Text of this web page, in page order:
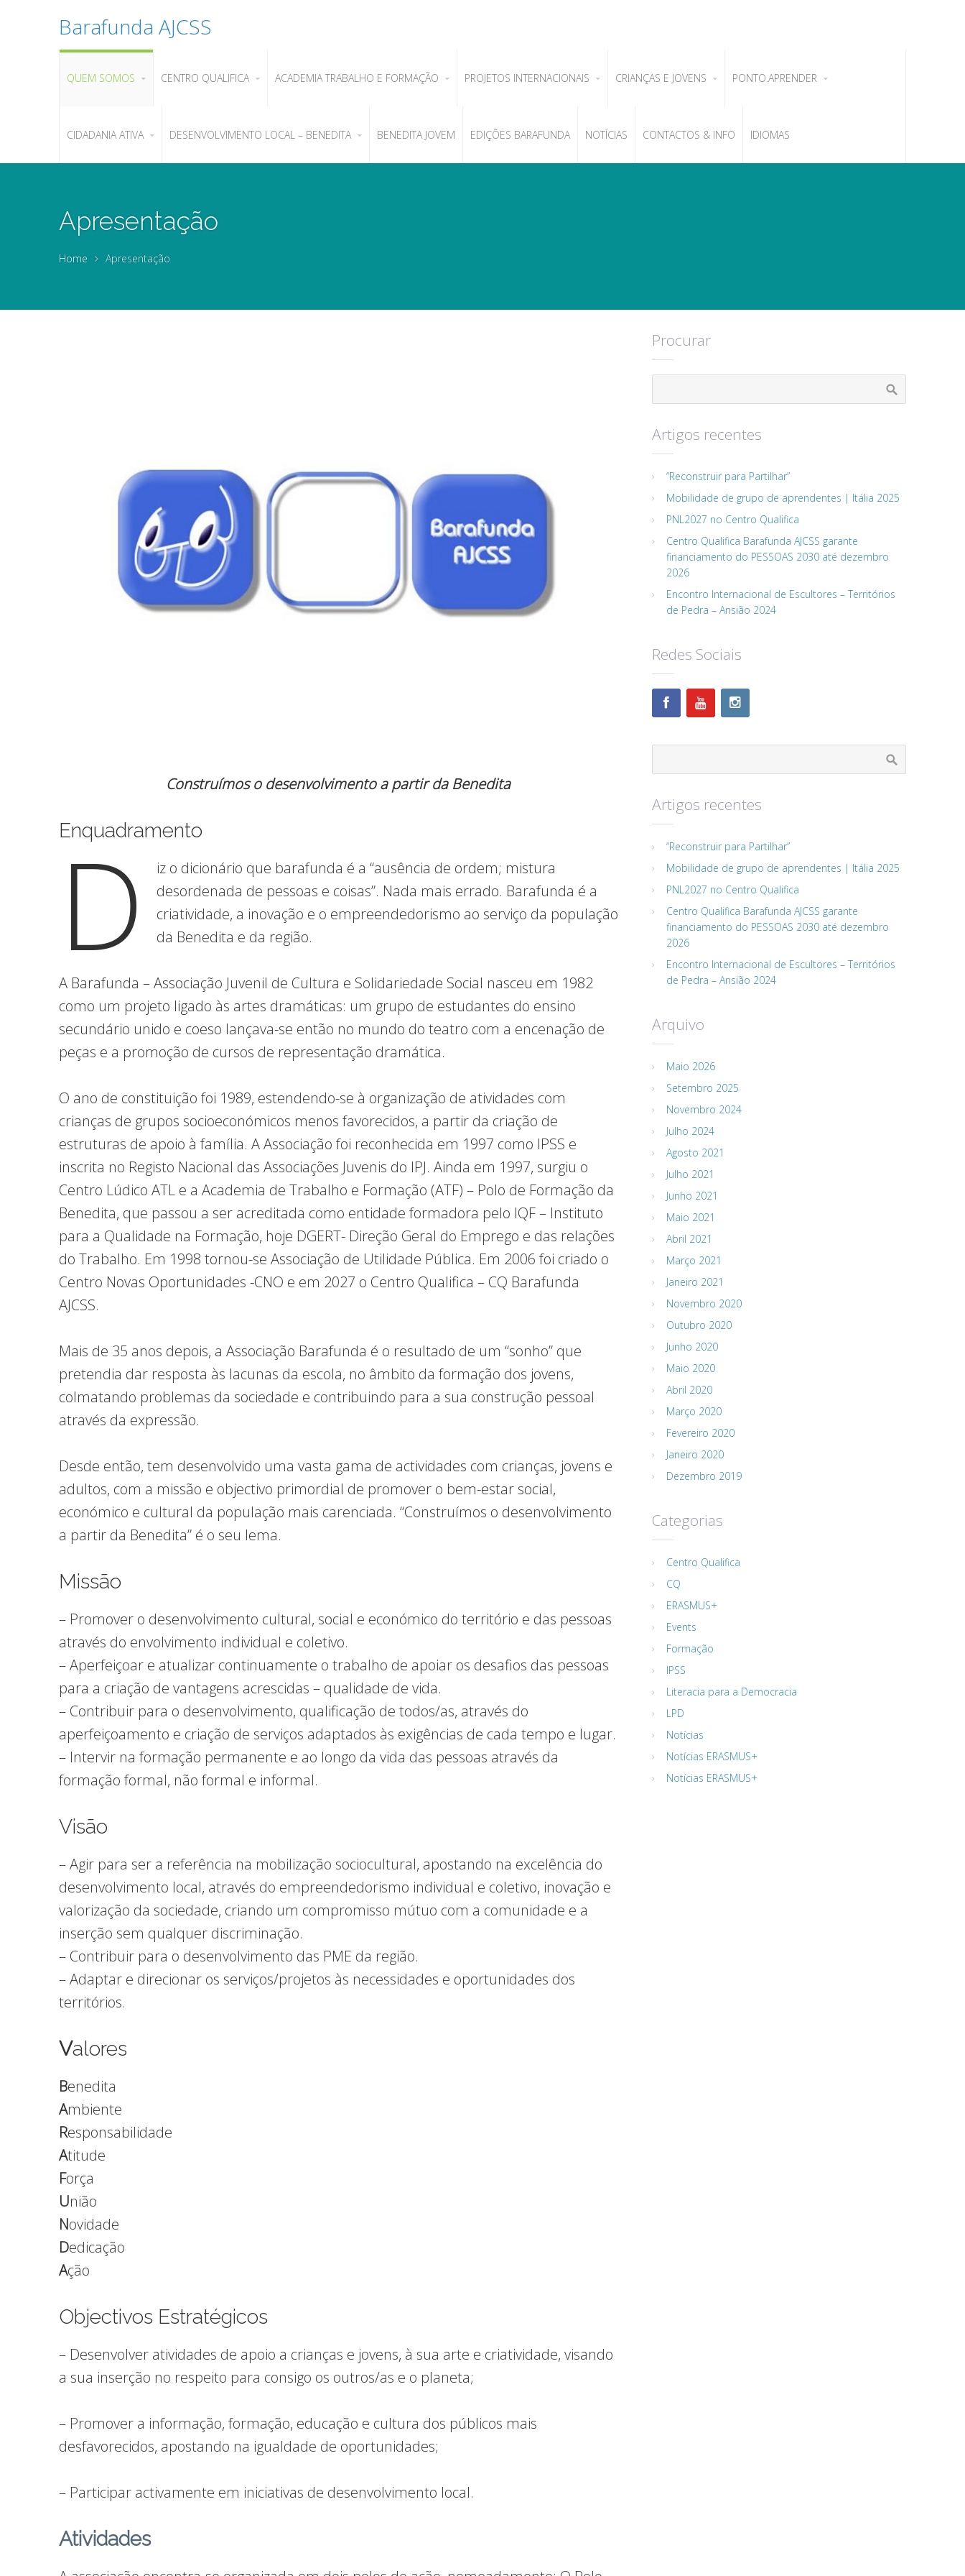
Barafunda AJCSS
QUEM SOMOS CENTRO QUALIFICA ACADEMIA TRABALHO E FORMAÇÃO PROJETOS INTERNACIONAIS CRIANÇAS E JOVENS PONTO.APRENDER
CIDADANIA ATIVA DESENVOLVIMENTO LOCAL – BENEDITA BENEDITA JOVEM EDIÇÕES BARAFUNDA NOTÍCIAS CONTACTOS & INFO IDIOMAS
Apresentação
Home Apresentação
Construímos o desenvolvimento a partir da Benedita
Enquadramento
D
iz o dicionário que barafunda é a “ausência de ordem; mistura
desordenada de pessoas e coisas”. Nada mais errado. Barafunda é a
criatividade, a inovação e o empreendedorismo ao serviço da população
da Benedita e da região.
A Barafunda – Associação Juvenil de Cultura e Solidariedade Social nasceu em 1982
como um projeto ligado às artes dramáticas: um grupo de estudantes do ensino
secundário unido e coeso lançava-se então no mundo do teatro com a encenação de
peças e a promoção de cursos de representação dramática.
O ano de constituição foi 1989, estendendo-se à organização de atividades com
crianças de grupos socioeconómicos menos favorecidos, a partir da criação de
estruturas de apoio à família. A Associação foi reconhecida em 1997 como IPSS e
inscrita no Registo Nacional das Associações Juvenis do IPJ. Ainda em 1997, surgiu o
Centro Lúdico ATL e a Academia de Trabalho e Formação (ATF) – Polo de Formação da
Benedita, que passou a ser acreditada como entidade formadora pelo IQF – Instituto
para a Qualidade na Formação, hoje DGERT- Direção Geral do Emprego e das relações
do Trabalho. Em 1998 tornou-se Associação de Utilidade Pública. Em 2006 foi criado o
Centro Novas Oportunidades -CNO e em 2027 o Centro Qualifica – CQ Barafunda
AJCSS.
Mais de 35 anos depois, a Associação Barafunda é o resultado de um “sonho” que
pretendia dar resposta às lacunas da escola, no âmbito da formação dos jovens,
colmatando problemas da sociedade e contribuindo para a sua construção pessoal
através da expressão.
Desde então, tem desenvolvido uma vasta gama de actividades com crianças, jovens e
adultos, com a missão e objectivo primordial de promover o bem-estar social,
económico e cultural da população mais carenciada. “Construímos o desenvolvimento
a partir da Benedita” é o seu lema.
Missão
– Promover o desenvolvimento cultural, social e económico do território e das pessoas
através do envolvimento individual e coletivo.
– Aperfeiçoar e atualizar continuamente o trabalho de apoiar os desafios das pessoas
para a criação de vantagens acrescidas – qualidade de vida.
– Contribuir para o desenvolvimento, qualificação de todos/as, através do
aperfeiçoamento e criação de serviços adaptados às exigências de cada tempo e lugar.
– Intervir na formação permanente e ao longo da vida das pessoas através da
formação formal, não formal e informal.
Visão
– Agir para ser a referência na mobilização sociocultural, apostando na excelência do
desenvolvimento local, através do empreendedorismo individual e coletivo, inovação e
valorização da sociedade, criando um compromisso mútuo com a comunidade e a
inserção sem qualquer discriminação.
– Contribuir para o desenvolvimento das PME da região.
– Adaptar e direcionar os serviços/projetos às necessidades e oportunidades dos
territórios.
Valores
Benedita
Ambiente
Responsabilidade
Atitude
Força
União
Novidade
Dedicação
Ação
Objectivos Estratégicos
– Desenvolver atividades de apoio a crianças e jovens, à sua arte e criatividade, visando
a sua inserção no respeito para consigo os outros/as e o planeta;
– Promover a informação, formação, educação e cultura dos públicos mais
desfavorecidos, apostando na igualdade de oportunidades;
– Participar activamente em iniciativas de desenvolvimento local.
Atividades
Procurar
Artigos recentes
“Reconstruir para Partilhar”
Mobilidade de grupo de aprendentes | Itália 2025
PNL2027 no Centro Qualifica
Centro Qualifica Barafunda AJCSS garante
financiamento do PESSOAS 2030 até dezembro
2026
Encontro Internacional de Escultores – Territórios
de Pedra – Ansião 2024
Redes Sociais
Artigos recentes
“Reconstruir para Partilhar”
Mobilidade de grupo de aprendentes | Itália 2025
PNL2027 no Centro Qualifica
Centro Qualifica Barafunda AJCSS garante
financiamento do PESSOAS 2030 até dezembro
2026
Encontro Internacional de Escultores – Territórios
de Pedra – Ansião 2024
Arquivo
Maio 2026
Setembro 2025
Novembro 2024
Julho 2024
Agosto 2021
Julho 2021
Junho 2021
Maio 2021
Abril 2021
Março 2021
Janeiro 2021
Novembro 2020
Outubro 2020
Junho 2020
Maio 2020
Abril 2020
Março 2020
Fevereiro 2020
Janeiro 2020
Dezembro 2019
Categorias
Centro Qualifica
CQ
ERASMUS+
Events
Formação
IPSS
Literacia para a Democracia
LPD
Notícias
Notícias ERASMUS+
Notícias ERASMUS+